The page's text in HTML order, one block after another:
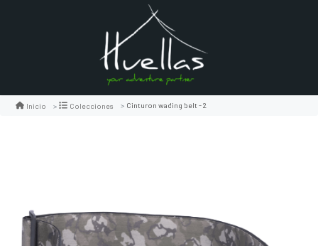
Inicio Colecciones Cinturon wading belt - 2